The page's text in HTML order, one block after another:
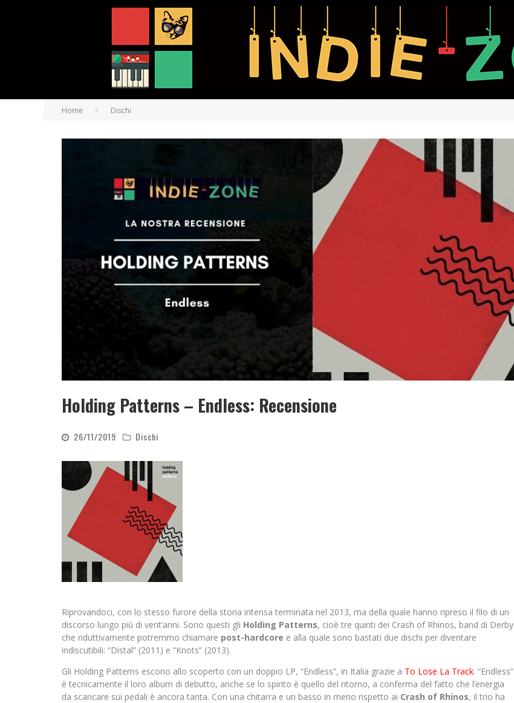
Home Dischi
Holding Patterns – Endless: Recensione
26/11/2019 Dischi
Riprovandoci, con lo stesso furore della storia intensa terminata nel 2013, ma della quale hanno ripreso il filo di un
discorso lungo più di vent’anni. Sono questi gli Holding Patterns, cioè tre quinti dei Crash of Rhinos, band di Derby
che riduttivamente potremmo chiamare post-hardcore e alla quale sono bastati due dischi per diventare
indiscutibili: “Distal” (2011) e “Knots” (2013).
Gli Holding Patterns escono allo scoperto con un doppio LP, “Endless”, in Italia grazie a To Lose La Track. “Endless”
è tecnicamente il loro album di debutto, anche se lo spirito è quello del ritorno, a conferma del fatto che l’energia
da scaricare sui pedali è ancora tanta. Con una chitarra e un basso in meno rispetto ai Crash of Rhinos, il trio ha